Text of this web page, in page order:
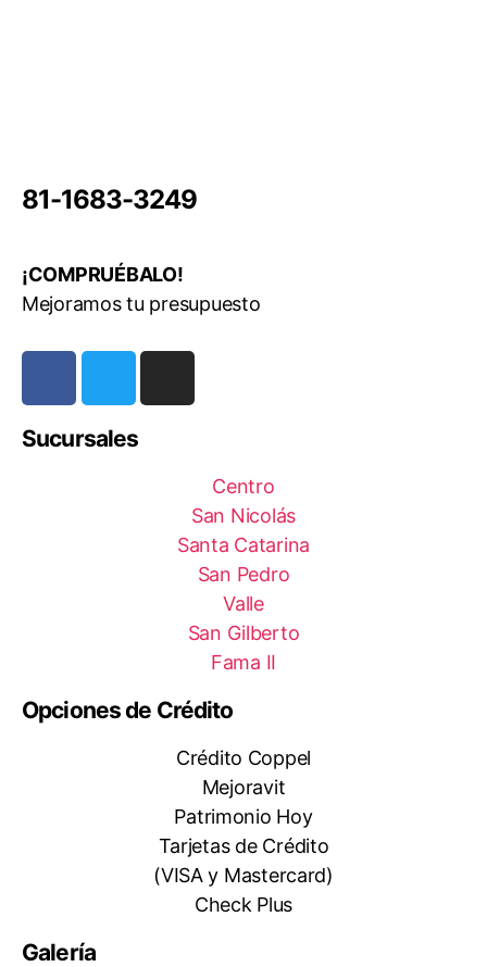
81-1683-3249
¡COMPRUÉBALO!
Mejoramos tu presupuesto
Sucursales
Centro
San Nicolás
Santa Catarina
San Pedro
Valle
San Gilberto
Fama II
Opciones de Crédito
Crédito Coppel
Mejoravit
Patrimonio Hoy
Tarjetas de Crédito
(VISA y Mastercard)
Check Plus
Galería